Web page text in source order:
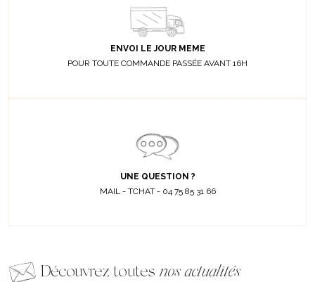
ENVOI LE JOUR MEME
POUR TOUTE COMMANDE PASSÉE AVANT 16H
UNE QUESTION ?
MAIL - TCHAT - 04 75 85 31 66
Découvrez toutes nos actualités